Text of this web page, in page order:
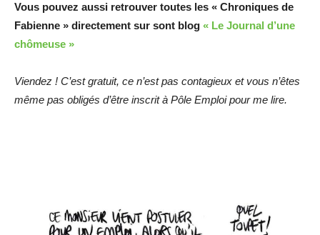
Vous pouvez aussi retrouver toutes les « Chroniques de
Fabienne » directement sur sont blog « Le Journal d’une
chômeuse »
Viendez ! C’est gratuit, ce n’est pas contagieux et vous n’êtes
même pas obligés d’être inscrit à Pôle Emploi pour me lire.